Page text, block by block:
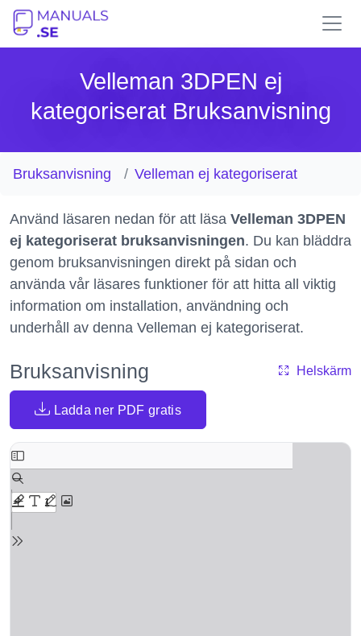
Velleman 3DPEN ej
kategoriserat Bruksanvisning
Bruksanvisning Velleman ej kategoriserat
Använd läsaren nedan för att läsa Velleman 3DPEN
ej kategoriserat bruksanvisningen. Du kan bläddra
genom bruksanvisningen direkt på sidan och
använda vår läsares funktioner för att hitta all viktig
information om installation, användning och
underhåll av denna Velleman ej kategoriserat.
Bruksanvisning Helskärm
Ladda ner PDF gratis